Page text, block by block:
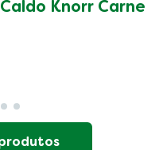
Caldo Knorr Carne